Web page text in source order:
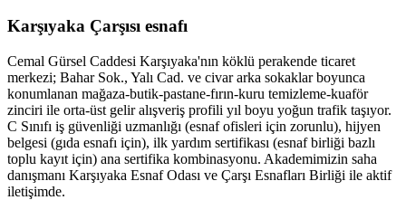
Karşıyaka Çarşısı esnafı
Cemal Gürsel Caddesi Karşıyaka'nın köklü perakende ticaret
merkezi; Bahar Sok., Yalı Cad. ve civar arka sokaklar boyunca
konumlanan mağaza-butik-pastane-fırın-kuru temizleme-kuaför
zinciri ile orta-üst gelir alışveriş profili yıl boyu yoğun trafik taşıyor.
C Sınıfı iş güvenliği uzmanlığı (esnaf ofisleri için zorunlu), hijyen
belgesi (gıda esnafı için), ilk yardım sertifikası (esnaf birliği bazlı
toplu kayıt için) ana sertifika kombinasyonu. Akademimizin saha
danışmanı Karşıyaka Esnaf Odası ve Çarşı Esnafları Birliği ile aktif
iletişimde.